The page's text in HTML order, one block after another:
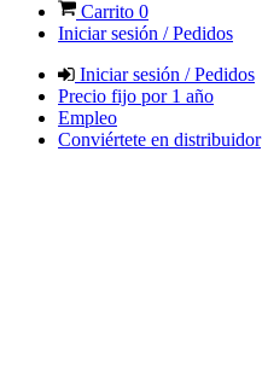
Carrito 0
Iniciar sesión / Pedidos
Iniciar sesión / Pedidos
Precio fijo por 1 año
Empleo
Conviértete en distribuidor